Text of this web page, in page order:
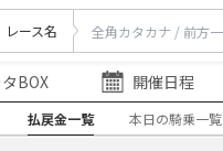
レース名
BOX 開催日程
払戻金一覧 本日の騎乗一覧